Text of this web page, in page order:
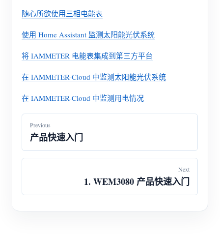
随心所欲使用三相电能表
使用 Home Assistant 监测太阳能光伏系统
将 IAMMETER 电能表集成到第三方平台
在 IAMMETER-Cloud 中监测太阳能光伏系统
在 IAMMETER-Cloud 中监测用电情况
Previous
产品快速入门
Next
1. WEM3080 产品快速入门